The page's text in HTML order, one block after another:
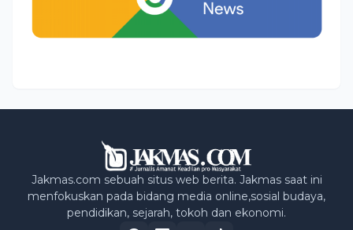
Jakmas.com sebuah situs web berita. Jakmas saat ini
menfokuskan pada bidang media online,sosial budaya,
pendidikan, sejarah, tokoh dan ekonomi.